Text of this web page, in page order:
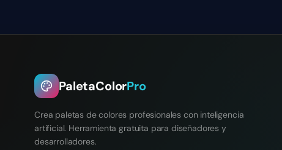
PaletaColorPro
Crea paletas de colores profesionales con inteligencia
artificial. Herramienta gratuita para diseñadores y
desarrolladores.